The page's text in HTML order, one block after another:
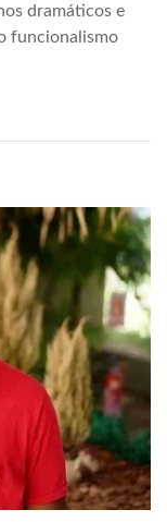
dramáticos e
funcionalismo